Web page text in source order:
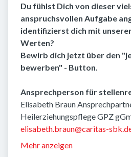
Du fühlst Dich von dieser
anspruchsvollen Aufgabe
identifizierst dich mit
Werten?
Bewirb dich jetzt über den
bewerben" - Button.
Ansprechperson für
Elisabeth Braun
Heilerziehungspflege GPZ
elisabeth.braun@caritas-
Mehr anzeigen